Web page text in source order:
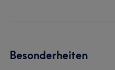
Besonderheiten